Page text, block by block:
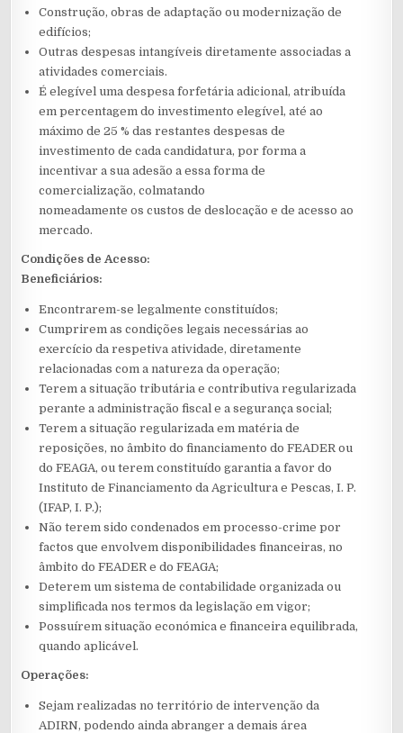
Construção, obras de adaptação ou modernização de
edifícios;
Outras despesas intangíveis diretamente associadas a
atividades comerciais.
É elegível uma despesa forfetária adicional, atribuída
em percentagem do investimento elegível, até ao
máximo de 25 % das restantes despesas de
investimento de cada candidatura, por forma a
incentivar a sua adesão a essa forma de
comercialização, colmatando
nomeadamente os custos de deslocação e de acesso ao
mercado.
Condições de Acesso:
Beneficiários:
Encontrarem-se legalmente constituídos;
Cumprirem as condições legais necessárias ao
exercício da respetiva atividade, diretamente
relacionadas com a natureza da operação;
Terem a situação tributária e contributiva regularizada
perante a administração fiscal e a segurança social;
Terem a situação regularizada em matéria de
reposições, no âmbito do financiamento do FEADER ou
do FEAGA, ou terem constituído garantia a favor do
Instituto de Financiamento da Agricultura e Pescas, I. P.
(IFAP, I. P.);
Não terem sido condenados em processo-crime por
factos que envolvem disponibilidades financeiras, no
âmbito do FEADER e do FEAGA;
Deterem um sistema de contabilidade organizada ou
simplificada nos termos da legislação em vigor;
Possuírem situação económica e financeira equilibrada,
quando aplicável.
Operações:
Sejam realizadas no território de intervenção da
ADIRN, podendo ainda abranger a demais área